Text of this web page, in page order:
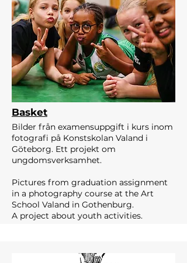
Basket
Bilder från examensuppgift i kurs inom
fotografi på Konstskolan Valand i
Göteborg. Ett projekt om
ungdomsverksamhet.
Pictures from graduation assignment
in a photography course at the Art
School Valand in Gothenburg.
A project about youth activities.